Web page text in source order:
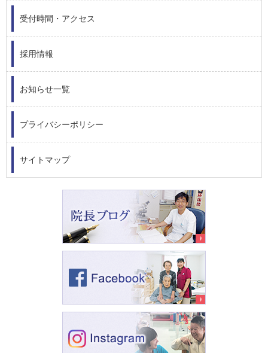
受付時間・アクセス
採用情報
お知らせ一覧
プライバシーポリシー
サイトマップ